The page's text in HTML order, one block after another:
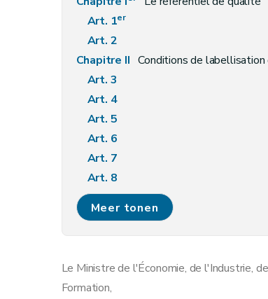
Art. 1er
Art. 2
Chapitre II Conditions de
Art. 3
Art. 4
Art. 5
Art. 6
Art. 7
Art. 8
Art. 9
Annexe
Meer tonen
Le Ministre de l'Économie, de l'Industrie,
Formation,